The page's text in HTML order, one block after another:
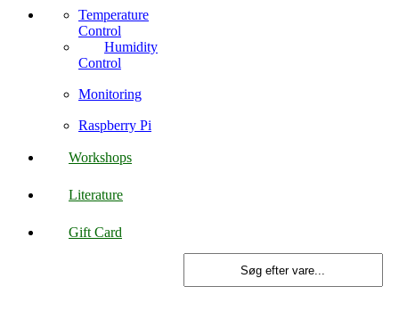
Temperature
Control
Humidity
Control
Monitoring
Raspberry Pi
Workshops
Literature
Gift Card